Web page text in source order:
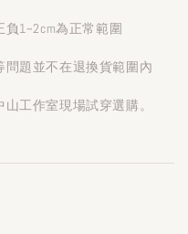
1~2cm為正常範圍
題並不在退換貨範圍內
工作室現場試穿選購。